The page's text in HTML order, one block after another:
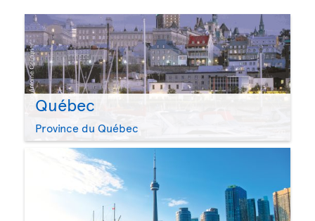
Québec
Province du Québec